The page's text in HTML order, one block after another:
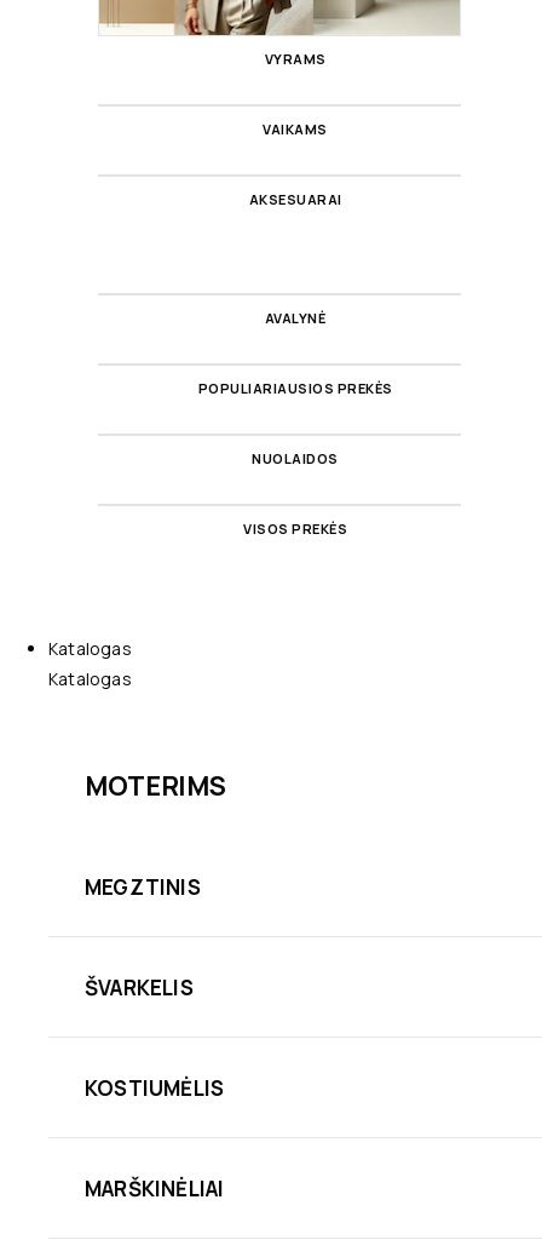
VYRAMS
VAIKAMS
AKSESUARAI
AVALYNĖ
POPULIARIAUSIOS PREKĖS
NUOLAIDOS
VISOS PREKĖS
Katalogas
Katalogas
MOTERIMS
MEGZTINIS
ŠVARKELIS
KOSTIUMĖLIS
MARŠKINĖLIAI